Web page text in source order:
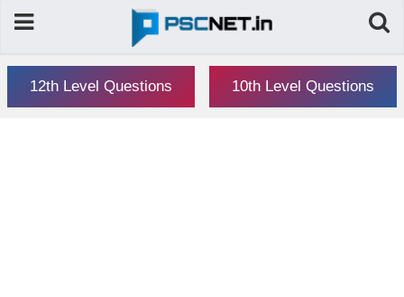
12th Level Questions 10th Level Questions